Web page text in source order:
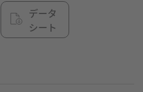
データ
シート